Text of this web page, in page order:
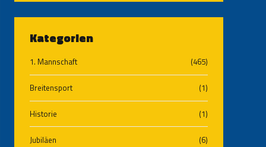
Kategorien
1. Mannschaft (465)
Breitensport (1)
Historie (1)
Jubiläen (6)